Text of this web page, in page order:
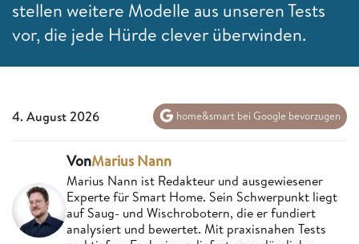
stellen weitere Modelle aus unseren Tests
vor, die jede Hürde clever überwinden.
4. August 2026 home&smart bei Google bevorzugen
VonMarius Nann
Marius Nann ist Redakteur und ausgewiesener
Experte für Smart Home. Sein Schwerpunkt liegt
auf Saug- und Wischrobotern, die er fundiert
analysiert und bewertet. Mit praxisnahen Tests